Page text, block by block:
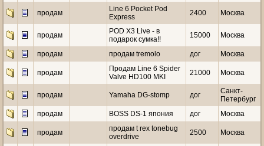
продам
Line 6 Pocket Pod
Express
2400 Москва
продам
POD X3 Live - в
подарок сумка!!
15000 Москва
продам продам tremolo дог Москва
продам
Продам Line 6 Spider
Valve HD100 MKI
21000 Москва
продам Yamaha DG-stomp дог
Санкт-
Петербург
продам
BOSS DS-1 япония дог Москва
продам
продам t rex tonebug
overdrive
2500 Москва